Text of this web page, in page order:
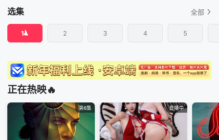
选集 全部
1 2 3 4 5
正在热映🔥
第6集 直播中